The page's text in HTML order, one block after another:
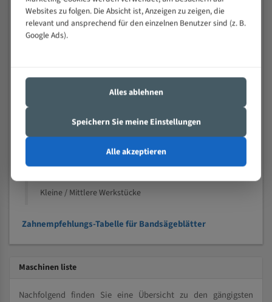
Bandkörper aus hochlegiertem Federstahl
Legierte HSS-beschichtete Zahnspitzen
Nichteisenmetalle
Kleine / Mittlere Werkstücke
Zahnempfehlungs-Tabelle für Bandsägeblätter
Maschinen liste
Nachfolgend finden Sie eine Übersicht zu den gängigsten
Websites zu folgen. Die Absicht ist, Anzeigen zu zeigen, die
relevant und ansprechend für den einzelnen Benutzer sind (z. B.
Google Ads).
Alles ablehnen
Speichern Sie meine Einstellungen
Alle akzeptieren